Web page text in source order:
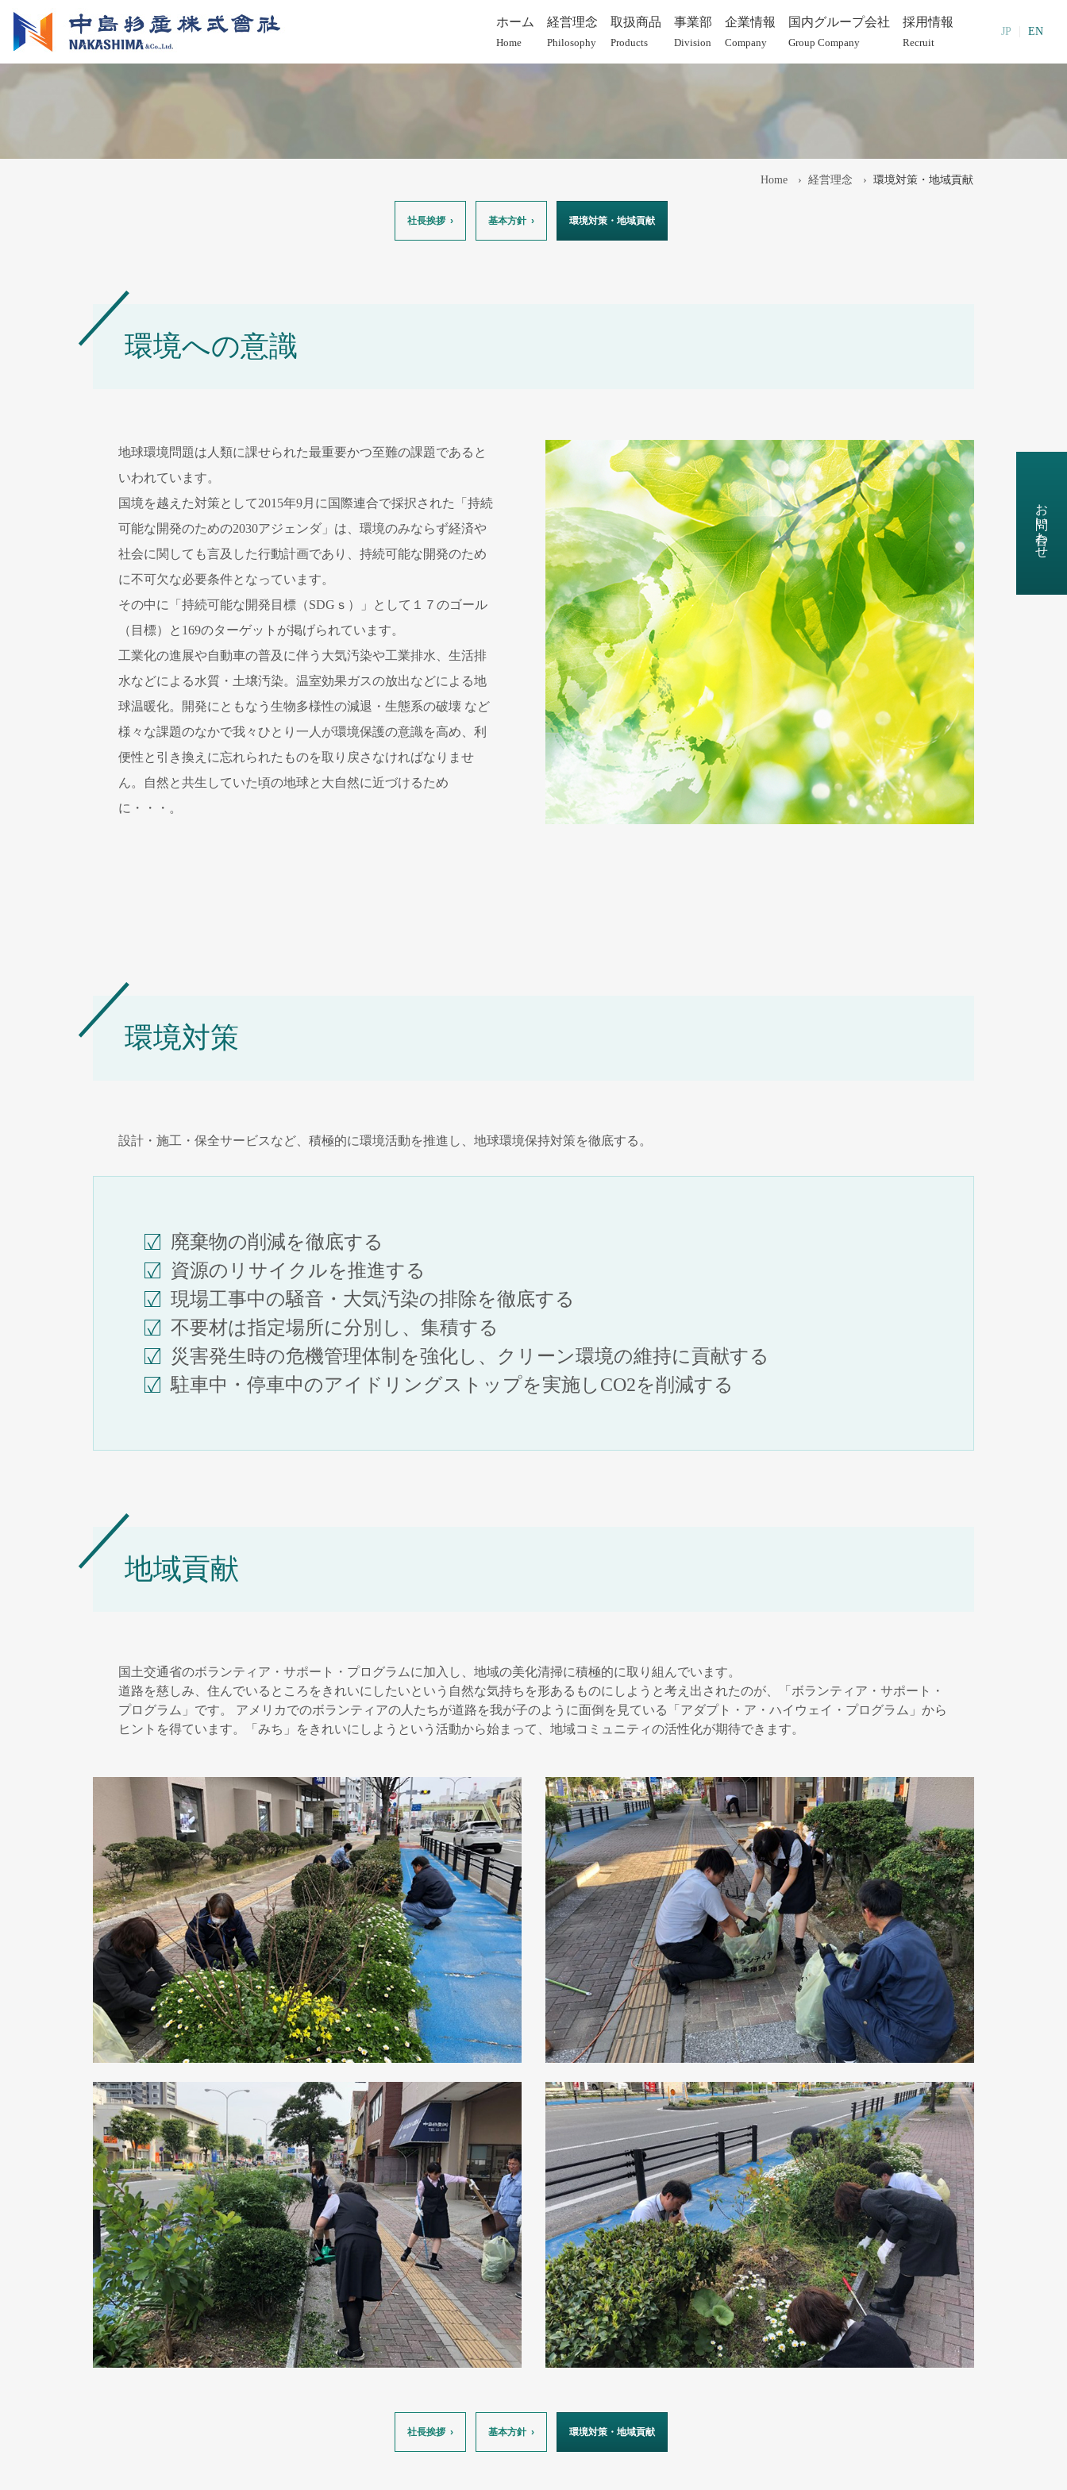
EN
JP
ホーム
Home
経営理念
Philosophy
取扱商品
Products
事業部
Division
企業情報
Company
国内グループ会社
Group Company
採用情報
Recruit
Home 経営理念 環境対策・地域貢献
社長挨拶 基本方針 環境対策・地域貢献
環境への意識
地球環境問題は人類に課せられた最重要かつ至難の課題であると
いわれています。
国境を越えた対策として2015年9月に国際連合で採択された「持続
可能な開発のための2030アジェンダ」は、環境のみならず経済や
社会に関しても言及した行動計画であり、持続可能な開発のため
に不可欠な必要条件となっています。
その中に「持続可能な開発目標（SDGｓ）」として１７のゴール
（目標）と169のターゲットが掲げられています。
工業化の進展や自動車の普及に伴う大気汚染や工業排水、生活排
水などによる水質・土壌汚染。温室効果ガスの放出などによる地
球温暖化。開発にともなう生物多様性の減退・生態系の破壊 など
様々な課題のなかで我々ひとり一人が環境保護の意識を高め、利
便性と引き換えに忘れられたものを取り戻さなければなりませ
ん。自然と共生していた頃の地球と大自然に近づけるため
に・・・。
環境対策
設計・施工・保全サービスなど、積極的に環境活動を推進し、地球環境保持対策を徹底する。
廃棄物の削減を徹底する
資源のリサイクルを推進する
現場工事中の騒音・大気汚染の排除を徹底する
不要材は指定場所に分別し、集積する
災害発生時の危機管理体制を強化し、クリーン環境の維持に貢献する
駐車中・停車中のアイドリングストップを実施しCO2を削減する
地域貢献
国土交通省のボランティア・サポート・プログラムに加入し、地域の美化清掃に積極的に取り組んでいます。
道路を慈しみ、住んでいるところをきれいにしたいという自然な気持ちを形あるものにしようと考え出されたのが、「ボランティア・サポート・
プログラム」です。 アメリカでのボランティアの人たちが道路を我が子のように面倒を見ている「アダプト・ア・ハイウェイ・プログラム」から
ヒントを得ています。「みち」をきれいにしようという活動から始まって、地域コミュニティの活性化が期待できます。
社長挨拶 基本方針 環境対策・地域貢献
お問い合わせ